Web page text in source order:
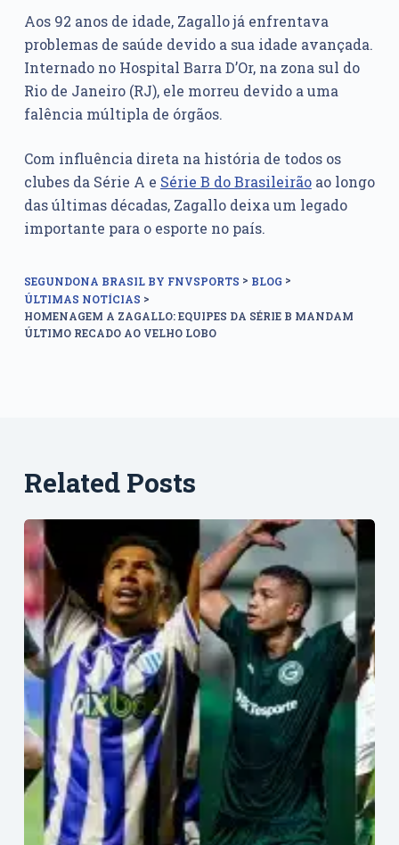
Aos 92 anos de idade, Zagallo já enfrentava
problemas de saúde devido a sua idade avançada.
Internado no Hospital Barra D’Or, na zona sul do
Rio de Janeiro (RJ), ele morreu devido a uma
falência múltipla de órgãos.
Com influência direta na história de todos os
clubes da Série A e Série B do Brasileirãoao longo
das últimas décadas, Zagallo deixa um legado
importante para o esporte no país.
SEGUNDONA BRASIL BY FNVSPORTS > BLOG >
ÚLTIMAS NOTÍCIAS >
HOMENAGEM A ZAGALLO: EQUIPES DA SÉRIE B MANDAM
ÚLTIMO RECADO AO VELHO LOBO
Related Posts